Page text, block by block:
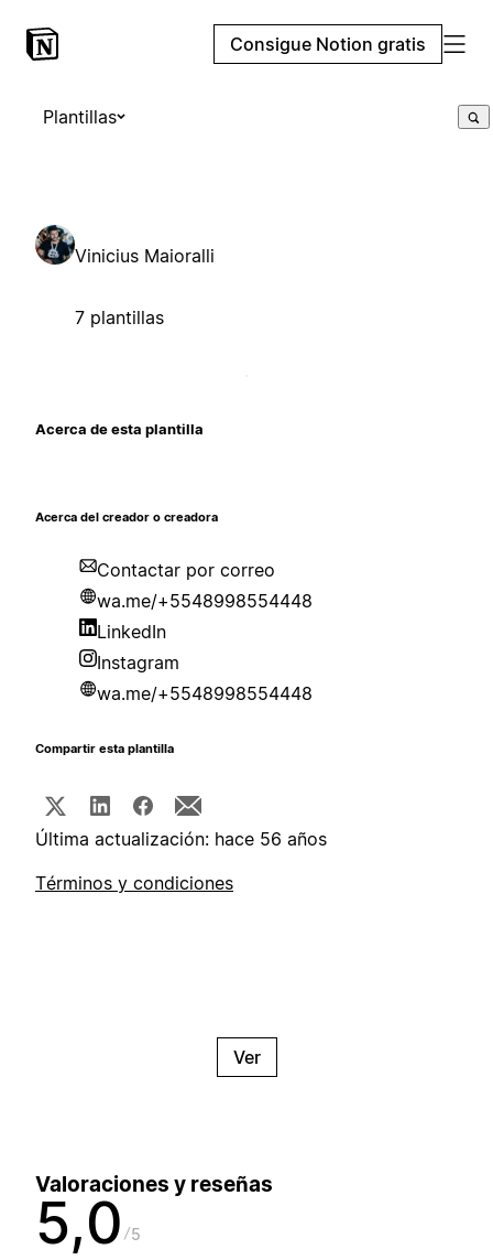
Consigue Notion gratis
Plantillas
Vinicius Maioralli
7 plantillas
Acerca de esta plantilla
Acerca del creador o creadora
Contactar por correo
wa.me/+5548998554448
LinkedIn
Instagram
wa.me/+5548998554448
Compartir esta plantilla
Última actualización: hace 56 años
Términos y condiciones
Ver
Valoraciones y reseñas
5,0 5